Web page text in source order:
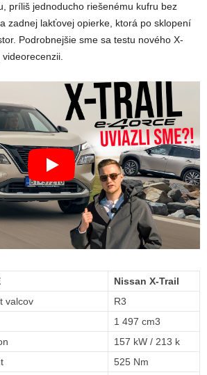
príliš jednoducho riešenému kufru bez
zadnej lakťovej opierke, ktorá po sklopení
Podrobnejšie sme sa testu nového X-
Nissan X-Trail
valcov
R3
1 497 cm3
157 kW / 213 k
525 Nm